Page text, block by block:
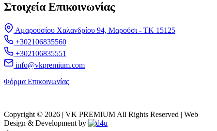
Στοιχεία Επικοινωνίας
Αμαρουσίου Χαλανδρίου 94, Μαρούσι - ΤΚ 15125
+302106835560
+302106835551
info@vkpremium.com
Φόρμα Eπικοινωνίας
Copyright © 2026 | VK PREMIUM All Rights Reserved | Web
Design & Development by